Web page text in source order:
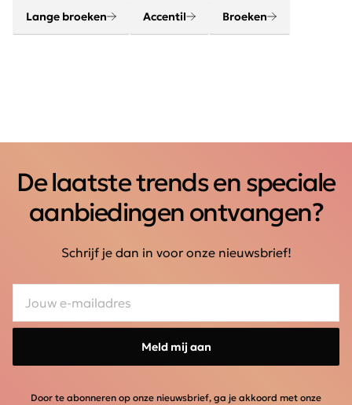
Lange broeken Accentil Broeken
De laatste trends en speciale
aanbiedingen ontvangen?
Schrijf je dan in voor onze nieuwsbrief!
Meld mij aan
Door te abonneren op onze nieuwsbrief, ga je akkoord met onze